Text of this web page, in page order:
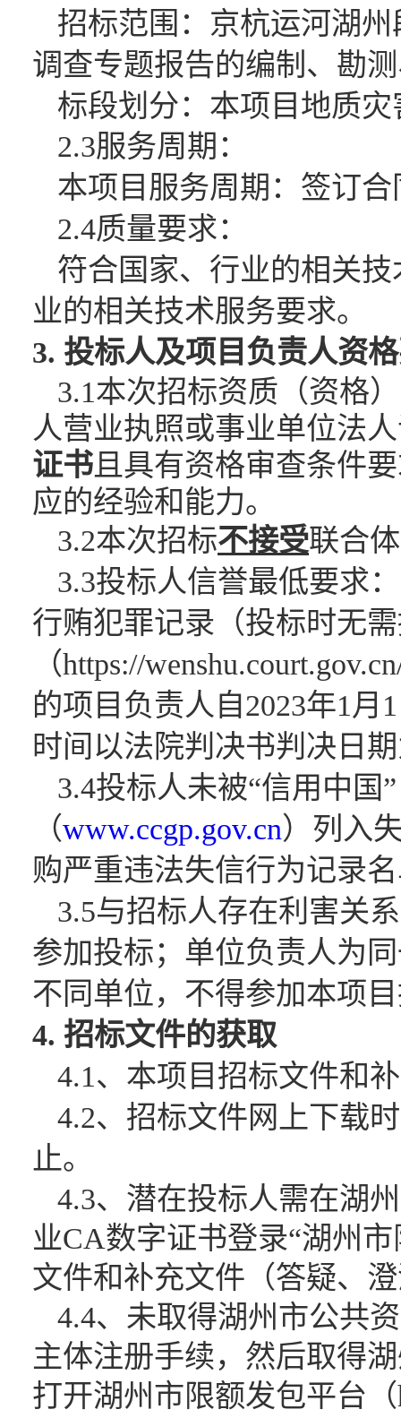
招标范围： 京杭运河湖
调查专题报告的编制、勘
标段划分：本项目地质
2.3服务周期：
本项目服务周期：签订
2.4质量要求：
符合国家、行业的相关
业的相关技术服务要求。
3. 投标人及项目负责人资
3.1本次招标资质（资格
人营业执照或事业单位法
证书 且具有资格审查条件
应的经验和能力。
3.2本次招标不接受联合
3.3投标人信誉最低要求
行贿犯罪记录（投标时无
（https://
的项目负责人自2023年1
时间以法院判决书判决日
3.4投标人未被“信用中国
（www.ccgp.gov.cn）列入
购严重违法失信行为记录
3.5与招标人存在利害关
参加投标；单位负责人为
不同单位，不得参加本项
4. 招标文件的获取
4.1、本项目招标文件和
4.2、招标文件网上下载
止。
4.3、潜在投标人需在湖
业CA数字证书登录“湖州市
文件和补充文件（答疑、
4.4、未取得湖州市公共
主体注册手续，然后取得
打开湖州市限额发包平台（